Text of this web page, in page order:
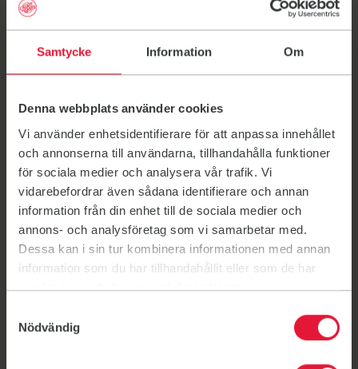
Samtycke Information Om
Denna webbplats använder cookies
Vi använder enhetsidentifierare för att anpassa innehållet
och annonserna till användarna, tillhandahålla funktioner
för sociala medier och analysera vår trafik. Vi
vidarebefordrar även sådana identifierare och annan
information från din enhet till de sociala medier och
annons- och analysföretag som vi samarbetar med.
Dessa kan i sin tur kombinera informationen med annan
information som du har tillhandahållit eller som de har
samlat in när du har använt deras tjänster.
Nödvändig
Samarbetspartners
ERA Hus & Hem Rolfs Bygg Team Sportia
Länsförsäkringar
träningsfond
Läs mer här.